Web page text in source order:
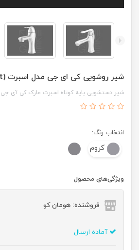
شیر روشویی کی ای جی مدل اسبرت (K.I.G Asbert)
شیر دستشویی پایه کوتاه اسبرت مارک کی آی جی
انتخاب رنگ:
کروم
ویژگی‌های محصول
فروشنده: هومان کو
آماده ارسال